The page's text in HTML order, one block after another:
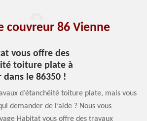
couvreur 86 Vienne
vous offre des
toiture plate à
dans le 86350 !
d’étanchéité toiture plate, mais vous
demander de l’aide ? Nous vous
Habitat vous offre des travaux